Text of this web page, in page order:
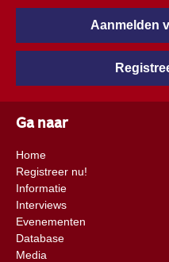
Aanmelden
Ga naar
Home
Registreer nu!
Informatie
Interviews
Evenementen
Database
Media